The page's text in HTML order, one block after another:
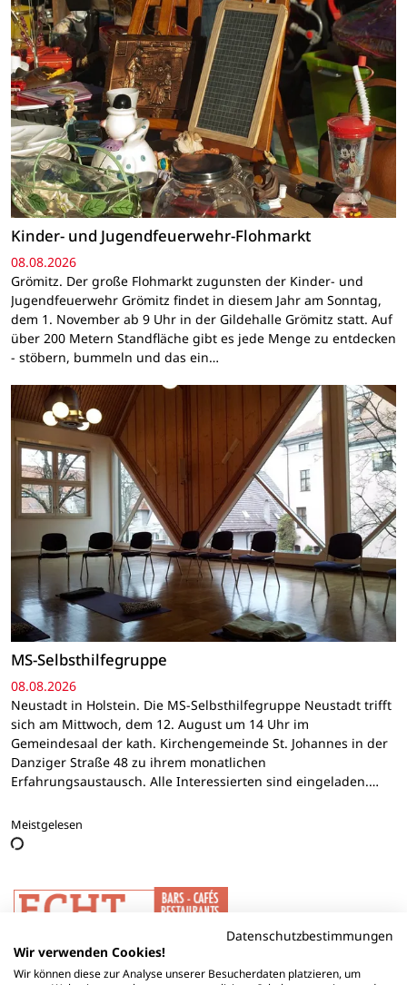
Kinder- und Jugendfeuerwehr-Flohmarkt
08.08.2026
Grömitz. Der große Flohmarkt zugunsten der Kinder- und
Jugendfeuerwehr Grömitz findet in diesem Jahr am Sonntag,
dem 1. November ab 9 Uhr in der Gildehalle Grömitz statt. Auf
über 200 Metern Standfläche gibt es jede Menge zu entdecken
- stöbern, bummeln und das ein…
MS-Selbsthilfegruppe
08.08.2026
Neustadt in Holstein. Die MS-Selbsthilfegruppe Neustadt trifft
sich am Mittwoch, dem 12. August um 14 Uhr im
Gemeindesaal der kath. Kirchengemeinde St. Johannes in der
Danziger Straße 48 zu ihrem monatlichen
Erfahrungsaustausch. Alle Interessierten sind eingeladen.…
Meistgelesen
Datenschutzbestimmungen
Wir verwenden Cookies!
Wir können diese zur Analyse unserer Besucherdaten platzieren, um